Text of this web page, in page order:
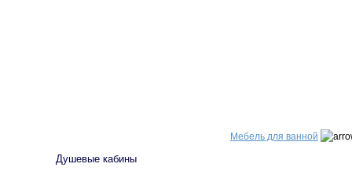
Мебель для ванной
Душевые кабины